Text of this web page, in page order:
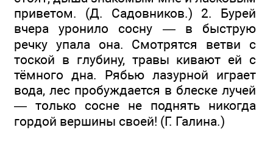
приветом. (Д. Садовников.) 2. Бурей
вчера уронило сосну — в быструю
речку упала она. Смотрятся ветви с
тоской в глубину, травы кивают ей с
тёмного дна. Рябью лазурной играет
вода, лес пробуждается в блеске лучей
— только сосне не поднять никогда
гордой вершины своей! (Г. Галина.)